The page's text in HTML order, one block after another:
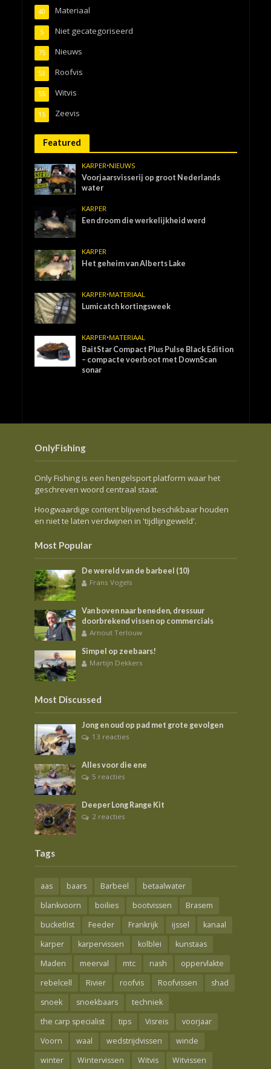
Materiaal
40
Niet gecategoriseerd
5
Nieuws
75
Roofvis
53
Witvis
55
Zeevis
15
Featured
KARPER•NIEUWS
Voorjaarsvisserij op groot Nederlands
water
KARPER
Een droom die werkelijkheid werd
KARPER
Het geheim van Alberts Lake
KARPER•MATERIAAL
Lumicatch kortingsweek
KARPER•MATERIAAL
BaitStar Compact Plus Pulse Black Edition
– compacte voerboot met DownScan
sonar
OnlyFishing
Only Fishing is een hengelsport platform waar het
geschreven woord centraal staat.
Hoogwaardige content blijvend beschikbaar houden
en niet te laten verdwijnen in 'tijdlijngeweld'.
Most Popular
De wereld van de barbeel (10)
Frans Vogels
Van boven naar beneden, dressuur
doorbrekend vissen op commercials
Arnout Terlouw
Simpel op zeebaars!
Martijn Dekkers
Most Discussed
Jong en oud op pad met grote gevolgen
13 reacties
Alles voor die ene
5 reacties
Deeper Long Range Kit
2 reacties
Tags
aas baars Barbeel
betaalwater
blankvoorn
boilies bootvissen
Brasem
bucketlist
Feeder Frankrijk ijssel
kanaal
karper
karpervissen kolblei
kunstaas
Maden
meerval mtc nash
oppervlakte
rebelcell
Rivier roofvis Roofvissen
shad
snoek
snoekbaars
techniek
the carp specialist
tips Visreis
voorjaar
Voorn
waal wedstrijdvissen
winde
winter
Wintervissen Witvis Witvissen